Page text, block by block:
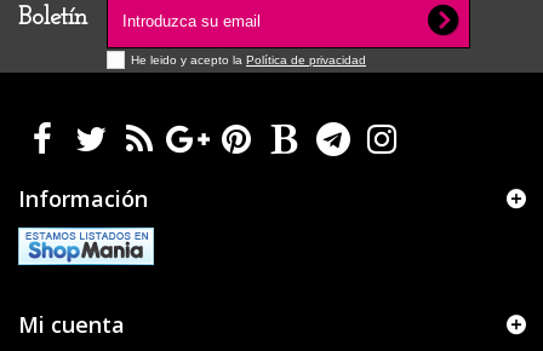
Boletín
He leido y acepto la Política de privacidad
Información
Mi cuenta